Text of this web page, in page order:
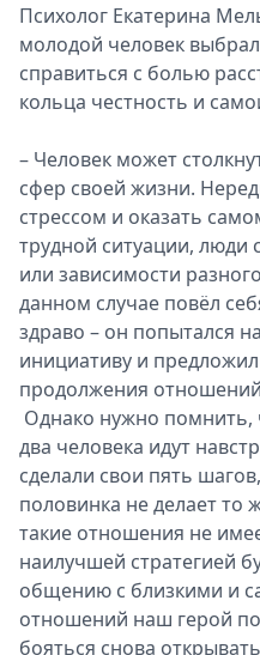
Психолог Екатерина
молодой человек
справиться с болью
кольца честность и
– Человек может
сфер своей жизни.
стрессом и оказать
трудной ситуации, люди
или зависимости
данном случае повёл
здраво – он попытался
инициативу и
продолжения
Однако нужно помнить,
два человека идут
сделали свои пять
половинка не делает то
такие отношения не
наилучшей стратегией
общению с близкими и
отношений наш герой
бояться снова